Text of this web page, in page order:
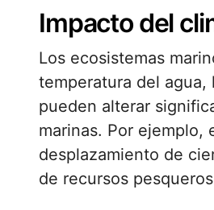
Impacto del
Los ecosistemas
temperatura del
pueden alterar
marinas. Por ejemplo,
desplazamiento de
de recursos